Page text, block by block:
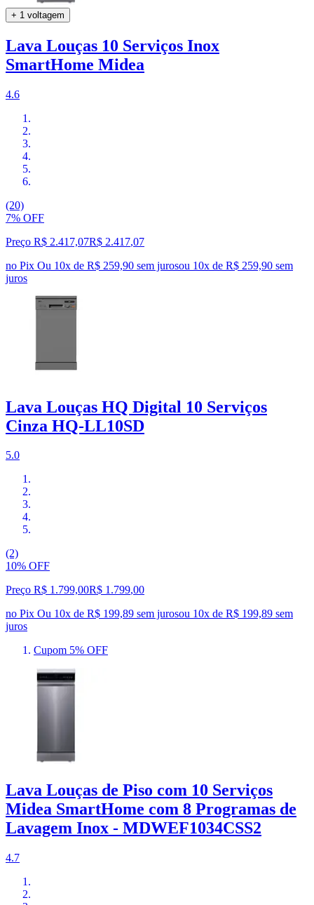
+ 1 voltagem
Lava Louças 10 Serviços Inox
SmartHome Midea
4.6
(20)
7% OFF
Preço R$ 2.417,07R$ 2.417,07
no Pix Ou 10x de R$ 259,90 sem jurosou 10x de R$ 259,90 sem
juros
Lava Louças HQ Digital 10 Serviços
Cinza HQ-LL10SD
5.0
(2)
10% OFF
Preço R$ 1.799,00R$ 1.799,00
no Pix Ou 10x de R$ 199,89 sem jurosou 10x de R$ 199,89 sem
juros
Cupom 5% OFF
Lava Louças de Piso com 10 Serviços
Midea SmartHome com 8 Programas de
Lavagem Inox - MDWEF1034CSS2
4.7